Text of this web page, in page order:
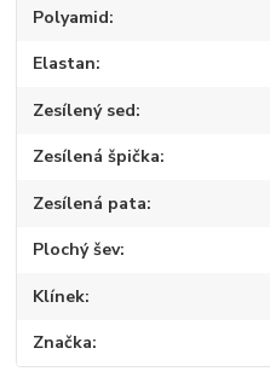
Polyamid
Elastan
Zesílený sed
Zesílená špička
Zesílená pata
Plochý šev
Klínek
Značka